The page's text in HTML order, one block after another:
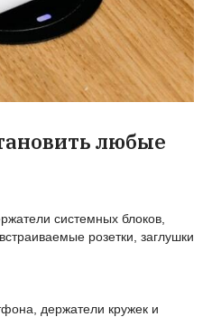
любые
системных блоков,
розетки, заглушки
держатели кружек и